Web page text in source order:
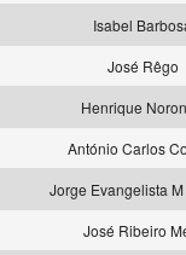
Isabel
José Rêgo
Henrique
António Carlos
Jorge Evangelista
José Ribeiro